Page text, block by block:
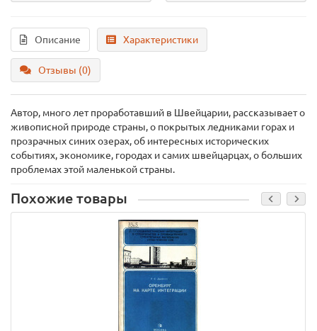
Описание Характеристики
Отзывы (0)
Автор, много лет проработавший в Швейцарии, рассказывает о
живописной природе страны, о покрытых ледниками горах и
прозрачных синих озерах, об интересных исторических
событиях, экономике, городах и самих швейцарцах, о больших
проблемах этой маленькой страны.
Похожие товары